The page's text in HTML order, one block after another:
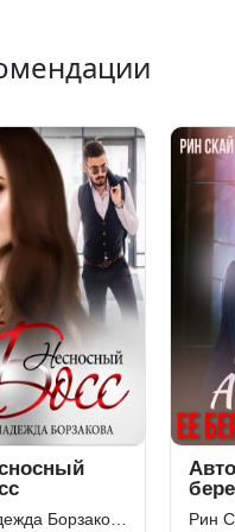
Надежда Борзакова
беременности
Рин Скай